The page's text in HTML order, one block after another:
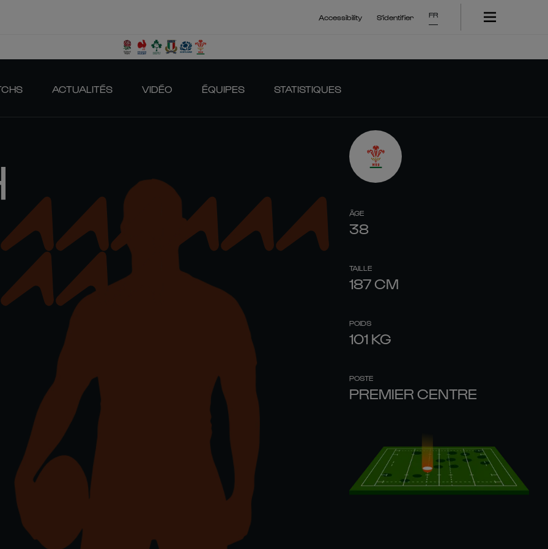
Accessibility S'identifier FR
ACTUALITÉS VIDÉO ÉQUIPES STATISTIQUES
ÂGE
38
TAILLE
187 CM
POIDS
101 KG
POSTE
PREMIER CENTRE